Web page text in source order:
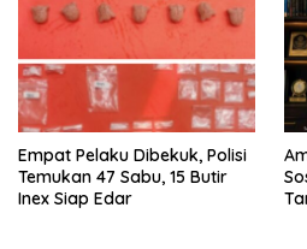
Empat Pelaku Dibekuk, Polisi
Temukan 47 Sabu, 15 Butir
Inex Siap Edar